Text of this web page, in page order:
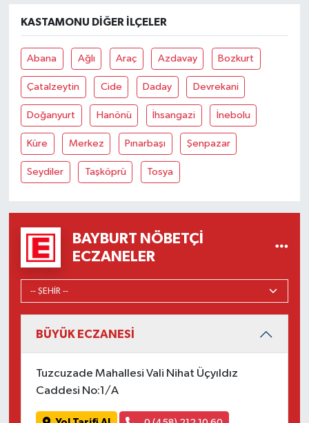
KASTAMONU DIĞER İLÇELER
Abana Ağlı Araç Azdavay Bozkurt
Çatalzeytin Cide Daday Devrekani
Doğanyurt Hanönü İhsangazi İnebolu
Küre Merkez Pınarbaşı Şenpazar
Seydiler Taşköprü Tosya
BAYBURT NÖBETÇI
ECZANELER
BÜYÜK ECZANESİ
Tuzcuzade Mahallesi Vali Nihat Üçyıldız
Caddesi No:1/A